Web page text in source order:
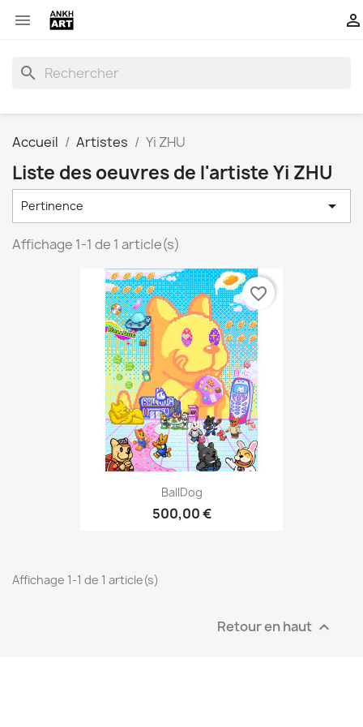
 
search
Accueil Artistes Yi ZHU
Liste des oeuvres de l'artiste Yi ZHU
Pertinence 
Affichage 1-1 de 1 article(s)
BallDog
500,00 €
favorite_border
Affichage 1-1 de 1 article(s)
Retour en haut 